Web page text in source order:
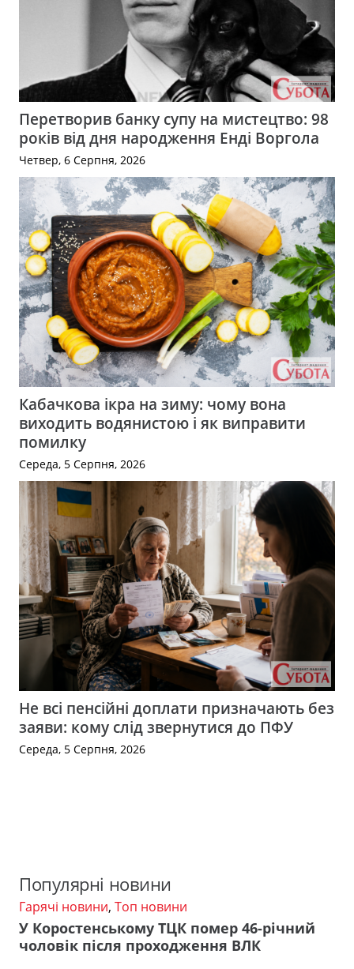
Перетворив банку супу на мистецтво: 98
років від дня народження Енді Воргола
Четвер, 6 Серпня, 2026
Кабачкова ікра на зиму: чому вона
виходить водянистою і як виправити
помилку
Середа, 5 Серпня, 2026
Не всі пенсійні доплати призначають без
заяви: кому слід звернутися до ПФУ
Середа, 5 Серпня, 2026
Популярні новини
Гарячі новини, Топ новини
У Коростенському ТЦК помер 46-річний
чоловік після проходження ВЛК